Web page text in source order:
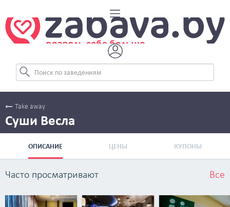
Take away
Суши Весла
ОПИСАНИЕ ЦЕНЫ КУПОНЫ
Часто просматривают Все